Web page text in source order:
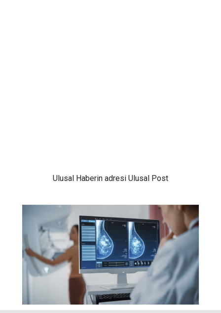
Ulusal Haberin adresi Ulusal Post